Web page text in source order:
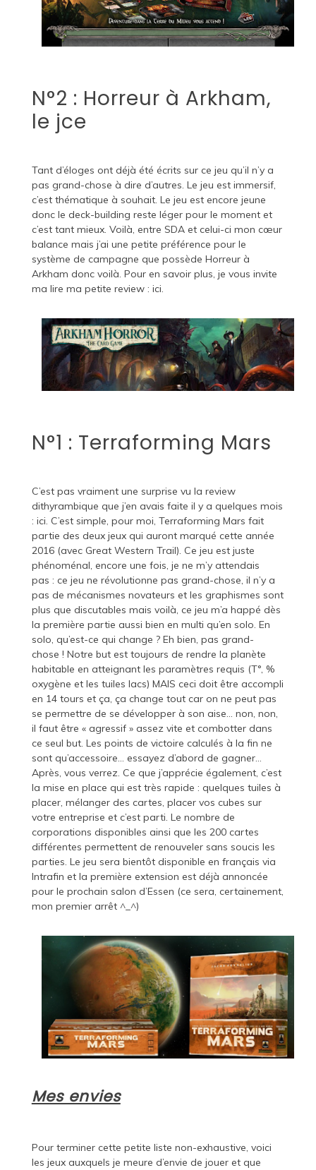
N°2 : Horreur à Arkham,
le jce
Tant d’éloges ont déjà été écrits sur ce jeu qu’il n’y a
pas grand-chose à dire d’autres. Le jeu est immersif,
c’est thématique à souhait. Le jeu est encore jeune
donc le deck-building reste léger pour le moment et
c’est tant mieux. Voilà, entre SDA et celui-ci mon cœur
balance mais j’ai une petite préférence pour le
système de campagne que possède Horreur à
Arkham donc voilà. Pour en savoir plus, je vous invite
ma lire ma petite review : ici
N°1 : Terraforming Mars
C’est pas vraiment une surprise vu la review
dithyrambique que j’en avais faite il y a quelques mois
: ici . C’est simple, pour moi, Terraforming Mars fait
partie des deux jeux qui auront marqué cette année
2016 (avec Great Western Trail). Ce jeu est juste
phénoménal, encore une fois, je ne m’y attendais
pas : ce jeu ne révolutionne pas grand-chose, il n’y a
pas de mécanismes novateurs et les graphismes sont
plus que discutables mais voilà, ce jeu m’a happé dès
la première partie aussi bien en multi qu’en solo. En
solo, qu’est-ce qui change ? Eh bien, pas grand-
chose ! Notre but est toujours de rendre la planète
habitable en atteignant les paramètres requis (T°, %
oxygène et les tuiles lacs) MAIS ceci doit être accompli
en 14 tours et ça, ça change tout car on ne peut pas
se permettre de se développer à son aise… non, non,
il faut être « agressif » assez vite et combotter dans
ce seul but. Les points de victoire calculés à la fin ne
sont qu’accessoire… essayez d’abord de gagner…
Après, vous verrez. Ce que j’apprécie également, c’est
la mise en place qui est très rapide : quelques tuiles à
placer, mélanger des cartes, placer vos cubes sur
votre entreprise et c’est parti. Le nombre de
corporations disponibles ainsi que les 200 cartes
différentes permettent de renouveler sans soucis les
parties. Le jeu sera bientôt disponible en français via
Intrafin et la première extension est déjà annoncée
pour le prochain salon d’Essen (ce sera, certainement,
mon premier arrêt ^_^)
Mes envies
Pour terminer cette petite liste non-exhaustive, voici
les jeux auxquels je meure d’envie de jouer et que